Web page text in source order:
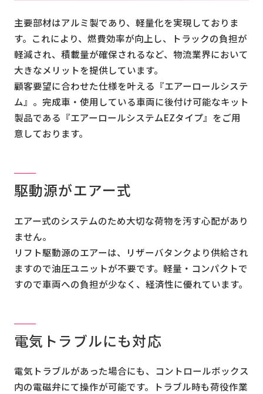
主要部材はアルミ製であり、軽量化を実現しておりま
す。これにより、燃費効率が向上し、トラックの負担が
軽減され、積載量が確保されるなど、物流業界において
大きなメリットを提供しています。
顧客要望に合わせた仕様を叶える『エアーロールシステ
ム』。完成車・使用している車両に後付け可能なキット
製品である『エアーロールシステムEZタイプ』をご用
意しております。
駆動源がエアー式
エアー式のシステムのため大切な荷物を汚す心配があり
ません。
リフト駆動源のエアーは、リザーバタンクより供給され
ますので油圧ユニットが不要です。軽量・コンパクトで
すので車両への負担が少なく、経済性に優れています。
電気トラブルにも対応
電気トラブルがあった場合にも、コントロールボックス
内の電磁弁にて操作が可能です。トラブル時も荷役作業